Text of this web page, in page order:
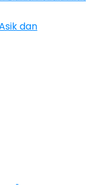
dan